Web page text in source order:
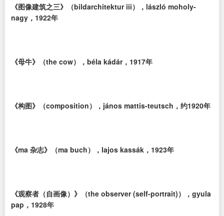
《图像建筑之三》（bildarchitektur iii），lászló moholy-
nagy，1922年
《母牛》（the cow），béla kádár，1917年
《构图》（composition），jános mattis-teutsch，约1920年
《ma 杂志》（ma buch），lajos kassák，1923年
《观察者（自画像）》（the observer (self-portrait)），gyula
pap，1928年